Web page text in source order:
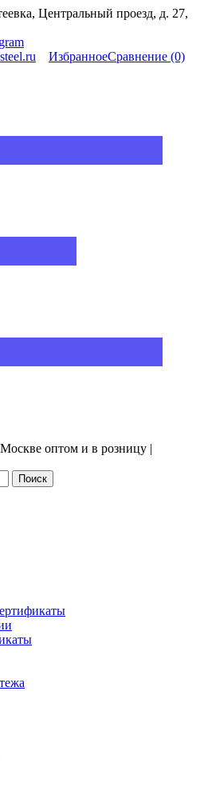
Центральный проезд, д. 27,
ИзбранноеСравнение (0)
оптом и в розницу |
Поиск